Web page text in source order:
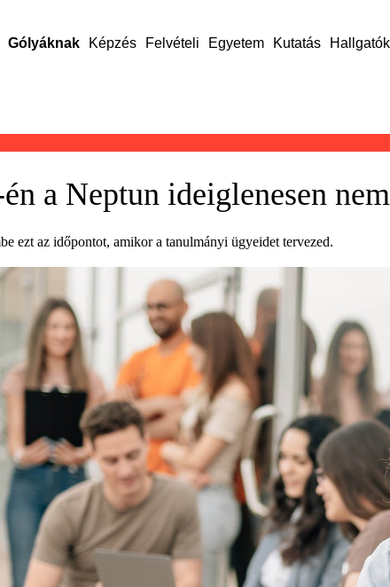
Gólyáknak Képzés Felvételi Egyetem Kutatás
a Neptun ideiglenesen
ezt az időpontot, amikor a tanulmányi ügyeidet tervezed.